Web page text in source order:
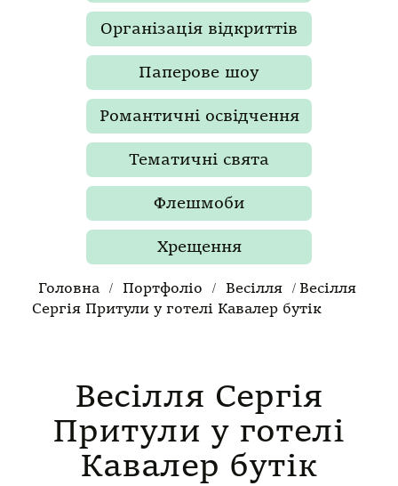
Організація відкриттів
Паперове шоу
Романтичні освідчення
Тематичні свята
Флешмоби
Хрещення
Головна / Портфоліо / Весілля / Весілля
Сергія Притули у готелі Кавалер бутік
Весілля Сергія
Притули у готелі
Кавалер бутік